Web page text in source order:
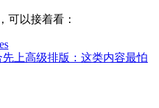
可以接着看：
上高级排版：这类内容最怕